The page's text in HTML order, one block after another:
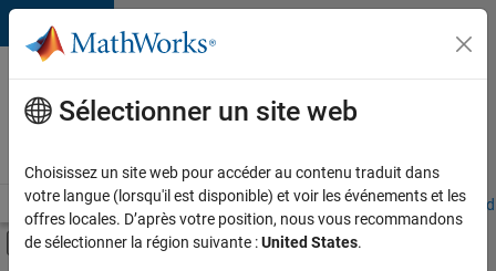
Passer au contenu
Votre
carrière
chez
Accueil Explorer nos opportunités Adresses de nos bureaux
Activer/désactiver l'affichage du menu
Contenu principal
Sélectionner un site web
Choisissez un site web pour accéder au contenu traduit dans
votre langue (lorsqu'il est disponible) et voir les événements et les
offres locales. D’après votre position, nous vous recommandons
de sélectionner la région suivante :United States.